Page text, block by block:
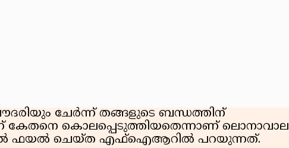
ചേർന്ന് തങ്ങളുടെ ബന്ധത്തിന്
കേതനെ കൊലപ്പെടുത്തിയതെന്നാണ് ലൊനാവാല
ഫയൽ ചെയ്ത എഫ്‌ഐആറിൽ പറയുന്നത്.